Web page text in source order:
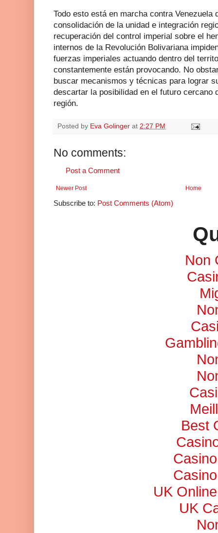
Todo esto está en marcha contra Venezuela
consolidación de la unidad e integración
recuperación del control imperial sobre el
internos de la Revolución Bolivariana
fuerzas imperiales actuando dentro del
constantemente están provocando. No
buscar mecanismos y técnicas para lograr
descartar la posibilidad en el futuro cercano
región.
Posted by Eva Golinger at 2:27 PM
No comments:
Post a Comment
Newer Post Home
Subscribe to: Post Comments (Atom)
Non
Best
UK
UK